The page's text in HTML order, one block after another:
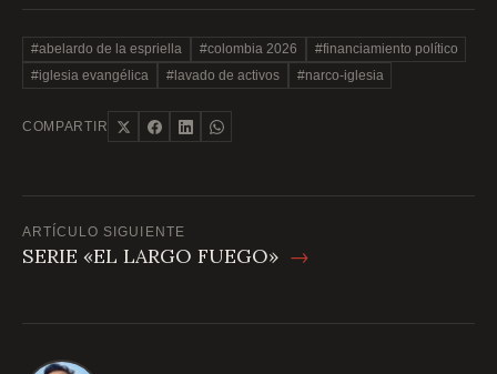
#abelardo de la espriella #colombia 2026
#financiamiento político
#iglesia evangélica
#lavado de activos #narco-iglesia
COMPARTIR
ARTÍCULO SIGUIENTE
SERIE «EL LARGO FUEGO» →